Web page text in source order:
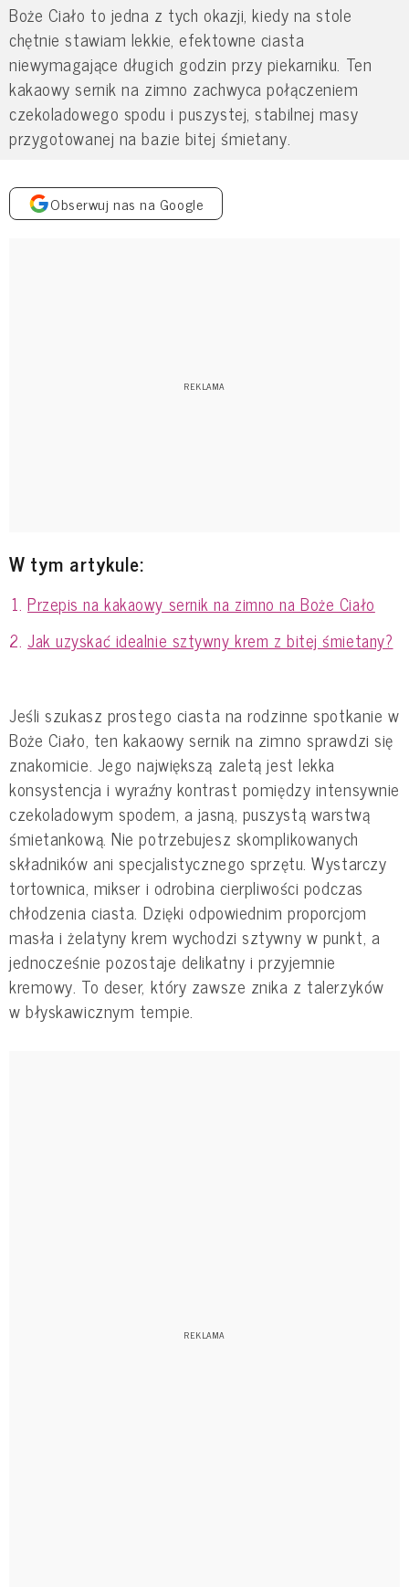
Boże Ciało to jedna z tych okazji, kiedy na stole
chętnie stawiam lekkie, efektowne ciasta
niewymagające długich godzin przy piekarniku. Ten
kakaowy sernik na zimno zachwyca połączeniem
czekoladowego spodu i puszystej, stabilnej masy
przygotowanej na bazie bitej śmietany.
Obserwuj nas na Google
W tym artykule:
Przepis na kakaowy sernik na zimno na Boże Ciało
Jak uzyskać idealnie sztywny krem z bitej śmietany?
Jeśli szukasz prostego ciasta na rodzinne spotkanie w
Boże Ciało, ten kakaowy sernik na zimno sprawdzi się
znakomicie. Jego największą zaletą jest lekka
konsystencja i wyraźny kontrast pomiędzy intensywnie
czekoladowym spodem, a jasną, puszystą warstwą
śmietankową. Nie potrzebujesz skomplikowanych
składników ani specjalistycznego sprzętu. Wystarczy
tortownica, mikser i odrobina cierpliwości podczas
chłodzenia ciasta. Dzięki odpowiednim proporcjom
masła i żelatyny krem wychodzi sztywny w punkt, a
jednocześnie pozostaje delikatny i przyjemnie
kremowy. To deser, który zawsze znika z talerzyków
w błyskawicznym tempie.